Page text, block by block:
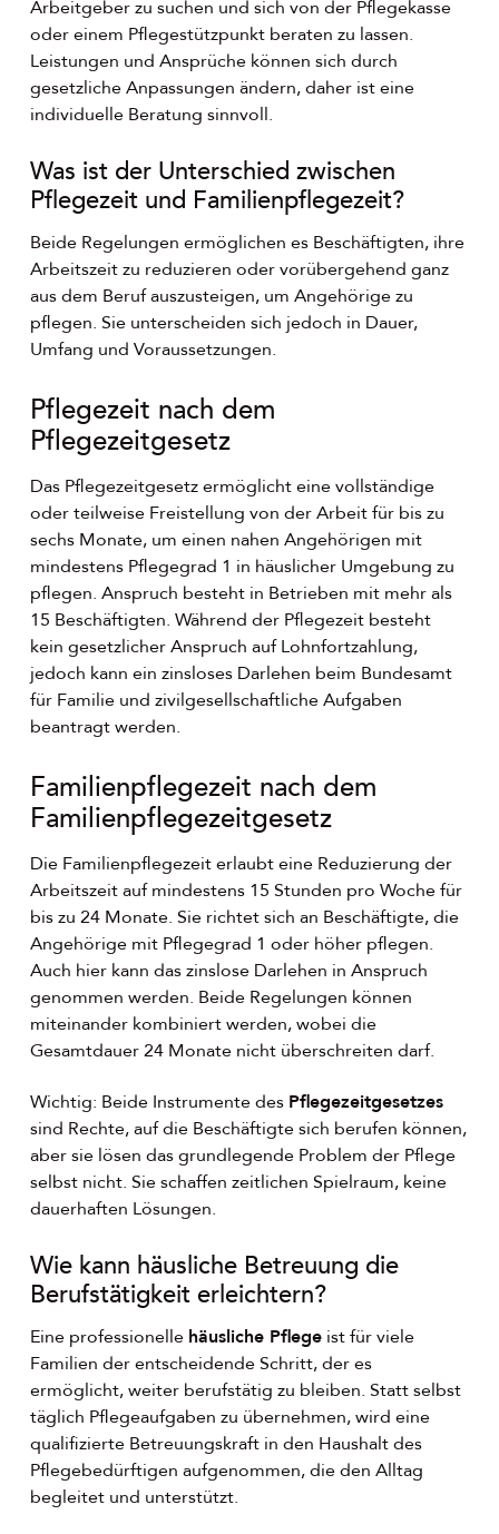
Arbeitgeber zu suchen und sich von der Pflegekasse
oder einem Pflegestützpunkt beraten zu lassen.
Leistungen und Ansprüche können sich durch
gesetzliche Anpassungen ändern, daher ist eine
individuelle Beratung sinnvoll.
Was ist der Unterschied zwischen
Pflegezeit und Familienpflegezeit?
Beide Regelungen ermöglichen es Beschäftigten, ihre
Arbeitszeit zu reduzieren oder vorübergehend ganz
aus dem Beruf auszusteigen, um Angehörige zu
pflegen. Sie unterscheiden sich jedoch in Dauer,
Umfang und Voraussetzungen.
Pflegezeit nach dem
Pflegezeitgesetz
Das Pflegezeitgesetz ermöglicht eine vollständige
oder teilweise Freistellung von der Arbeit für bis zu
sechs Monate, um einen nahen Angehörigen mit
mindestens Pflegegrad 1 in häuslicher Umgebung zu
pflegen. Anspruch besteht in Betrieben mit mehr als
15 Beschäftigten. Während der Pflegezeit besteht
kein gesetzlicher Anspruch auf Lohnfortzahlung,
jedoch kann ein zinsloses Darlehen beim Bundesamt
für Familie und zivilgesellschaftliche Aufgaben
beantragt werden.
Familienpflegezeit nach dem
Familienpflegezeitgesetz
Die Familienpflegezeit erlaubt eine Reduzierung der
Arbeitszeit auf mindestens 15 Stunden pro Woche für
bis zu 24 Monate. Sie richtet sich an Beschäftigte, die
Angehörige mit Pflegegrad 1 oder höher pflegen.
Auch hier kann das zinslose Darlehen in Anspruch
genommen werden. Beide Regelungen können
miteinander kombiniert werden, wobei die
Gesamtdauer 24 Monate nicht überschreiten darf.
Wichtig: Beide Instrumente des Pflegezeitgesetzes
sind Rechte, auf die Beschäftigte sich berufen können,
aber sie lösen das grundlegende Problem der Pflege
selbst nicht. Sie schaffen zeitlichen Spielraum, keine
dauerhaften Lösungen.
Wie kann häusliche Betreuung die
Berufstätigkeit erleichtern?
Eine professionelle häusliche Pflege ist für viele
Familien der entscheidende Schritt, der es
ermöglicht, weiter berufstätig zu bleiben. Statt selbst
täglich Pflegeaufgaben zu übernehmen, wird eine
qualifizierte Betreuungskraft in den Haushalt des
Pflegebedürftigen aufgenommen, die den Alltag
begleitet und unterstützt.